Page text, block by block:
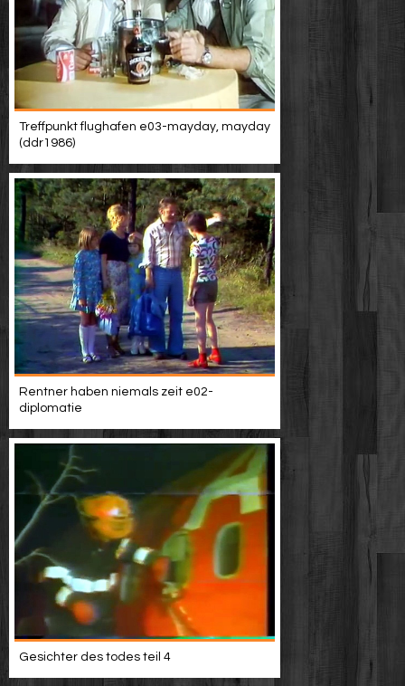
Treffpunkt flughafen e03-mayday, mayday
(ddr1986)
Rentner haben niemals zeit e02-
diplomatie
Gesichter des todes teil 4